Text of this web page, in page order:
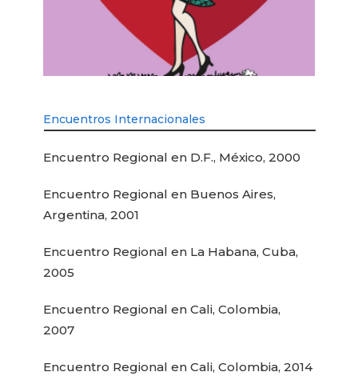
Encuentros Internacionales
Encuentro Regional en D.F., México, 2000
Encuentro Regional en Buenos Aires,
Argentina, 2001
Encuentro Regional en La Habana, Cuba,
2005
Encuentro Regional en Cali, Colombia,
2007
Encuentro Regional en Cali, Colombia, 2014